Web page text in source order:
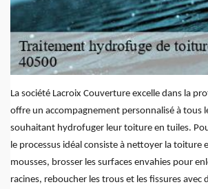
La société Lacroix Couverture excelle dans la
offre un accompagnement personnalisé à tous
souhaitant hydrofuger leur toiture en tuiles.
le processus idéal consiste à nettoyer la toiture
mousses, brosser les surfaces envahies pour
racines, reboucher les trous et les fissures avec